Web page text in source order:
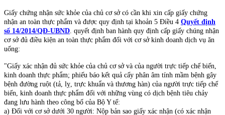
Giấy chứng nhận sức khỏe của chủ cơ sở có cần khi xin cấp giấy chứng
nhận an toàn thực phẩm và được quy định tại khoản 5 Điều 4 Quyết định
số 14/2014/QĐ-UBND . quyết định ban hành quy định cấp giấy chúng nhận
cơ sở đủ điều kiện an toàn thực phẩm đối với cơ sở kinh doanh dịch vụ ăn
uống:
"Giấy xác nhận đủ sức khỏe của chủ cơ sở và của người trực tiếp chế biến,
kinh doanh thực phẩm; phiếu báo kết quả cấy phân âm tính mầm bệnh gây
bệnh đường ruột (tả, lỵ, trực khuẩn và thương hàn) của người trực tiếp chế
biến, kinh doanh thực phẩm đối với những vùng có dịch bệnh tiêu chảy
đang lưu hành theo công bố của Bộ Y tế:
a) Đối với cơ sở dưới 30 người: Nộp bản sao giấy xác nhận (có xác nhận